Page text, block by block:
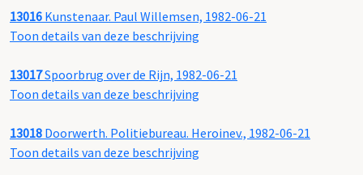
13016 Kunstenaar. Paul Willemsen, 1982-06-21
Toon details van deze beschrijving
13017Spoorbrug over de Rijn, 1982-06-21
Toon details van deze beschrijving
13018 Doorwerth. Politiebureau. Heroinev., 1982-06-21
Toon details van deze beschrijving